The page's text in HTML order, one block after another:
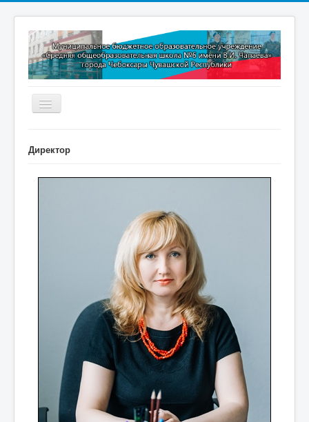
Включить/
выключить
Прокуратура разъясняет
ПРИЕМ В 1 КЛАСС
требуютсяспециалист по охране труда, учитель
Директор